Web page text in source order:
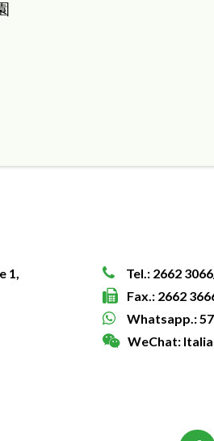
1,
Tel.: 2662
Fax.: 2662
Whatsapp.:
WeChat: